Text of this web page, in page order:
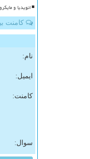
انویدیا و
کامنت
نام:
ایمیل:
کامنت:
سوال: